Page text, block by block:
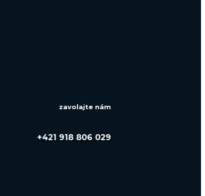
zavolajte nám
+421 918 806 029